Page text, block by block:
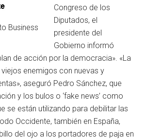
Business
Congreso de los
Diputados, el
presidente del
Gobierno informó
de acción por la democracia». «La
enemigos con nuevas y
aseguró Pedro Sánchez, que
y los bulos o ‘fake news’ como
se están utilizando para debilitar las
Occidente, también en España,
del ojo a los portadores de paja en